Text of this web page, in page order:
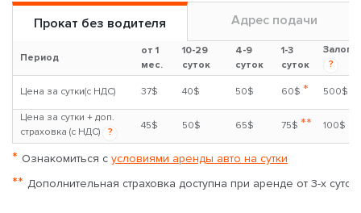
Прокат без водителя Адрес подачи
Период
от 1
мес.
10-29
суток
4-9
суток
1-3
суток
Залог
?
Цена за сутки(с НДС) 37$ 40$ 50$ 60$ * 500$
Цена за сутки + доп.
страховка (с НДС)
?
45$ 50$ 65$ 75$ ** 100$
* Ознакомиться с условиями аренды авто на сутки
** Дополнительная страховка доступна при аренде от 3-х суток